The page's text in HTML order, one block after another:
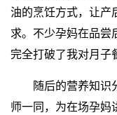
油的烹饪方式，让产
求。不少孕妈在品尝
完全打破了我对月子
随后的营养知识
师一同，为在场孕妈